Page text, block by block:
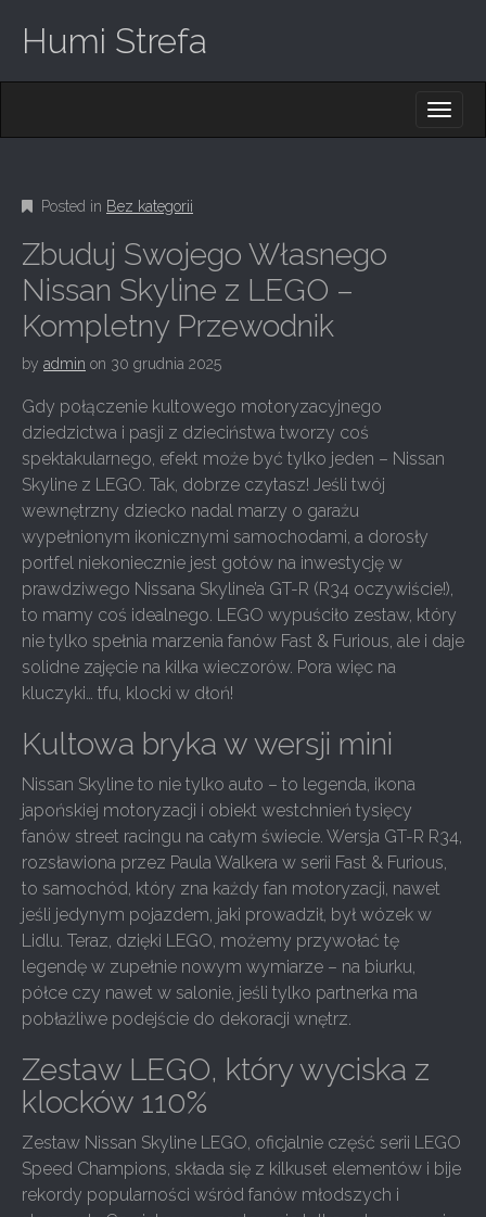
Humi Strefa
M
E
N
U
C
N
T
E
N
T
Posted in Bez kategorii
Zbuduj Swojego Własnego
Nissan Skyline z LEGO –
Kompletny Przewodnik
by admin on 30 grudnia 2025
Gdy połączenie kultowego motoryzacyjnego
dziedzictwa i pasji z dzieciństwa tworzy coś
spektakularnego, efekt może być tylko jeden – Nissan
Skyline z LEGO. Tak, dobrze czytasz! Jeśli twój
wewnętrzny dziecko nadal marzy o garażu
wypełnionym ikonicznymi samochodami, a dorosły
portfel niekoniecznie jest gotów na inwestycję w
prawdziwego Nissana Skyline’a GT-R (R34 oczywiście!),
to mamy coś idealnego. LEGO wypuściło zestaw, który
nie tylko spełnia marzenia fanów Fast & Furious, ale i daje
solidne zajęcie na kilka wieczorów. Pora więc na
kluczyki… tfu, klocki w dłoń!
Kultowa bryka w wersji mini
Nissan Skyline to nie tylko auto – to legenda, ikona
japońskiej motoryzacji i obiekt westchnień tysięcy
fanów street racingu na całym świecie. Wersja GT-R R34,
rozsławiona przez Paula Walkera w serii Fast & Furious,
to samochód, który zna każdy fan motoryzacji, nawet
jeśli jedynym pojazdem, jaki prowadził, był wózek w
Lidlu. Teraz, dzięki LEGO, możemy przywołać tę
legendę w zupełnie nowym wymiarze – na biurku,
półce czy nawet w salonie, jeśli tylko partnerka ma
pobłażliwe podejście do dekoracji wnętrz.
Zestaw LEGO, który wyciska z
klocków 110%
Zestaw Nissan Skyline LEGO, oficjalnie część serii LEGO
Speed Champions, składa się z kilkuset elementów i bije
rekordy popularności wśród fanów młodszych i